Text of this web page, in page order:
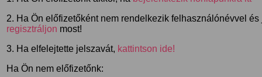
2. Ha Ön előfizetőként nem rendelkezik felhasználónévvel
regisztráljon most!
3. Ha elfelejtette jelszavát, kattintson ide!
Ha Ön nem előfizetőnk: